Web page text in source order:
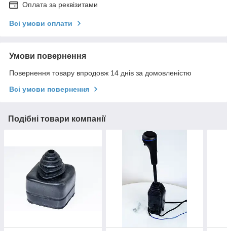
Оплата за реквізитами
Всі умови оплати
Умови повернення
Повернення товару впродовж 14 днів за домовленістю
Всі умови повернення
Подібні товари компанії